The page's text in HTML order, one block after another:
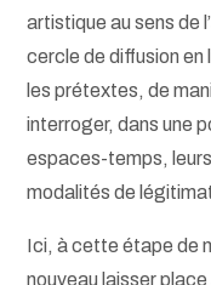
artistique au sens de
cercle de diffusion en
les prétextes, de
interroger, dans une
espaces-temps,
modalités de
Ici, à cette étape de
nouveau laisser place